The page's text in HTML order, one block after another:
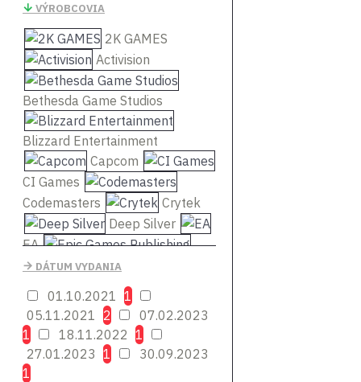
VÝROBCOVIA
2K GAMES
Activision
Bethesda Game Studios
Blizzard Entertainment
Capcom
CI Games
Codemasters
Crytek
Deep Silver
EA
Epic Games Publishing
Focus Home Interactive
Frontier Developments
DÁTUM VYDANIA
01.10.2021 1
05.11.2021 2
07.02.2023
1
18.11.2022 1
27.01.2023 1
30.09.2023
1